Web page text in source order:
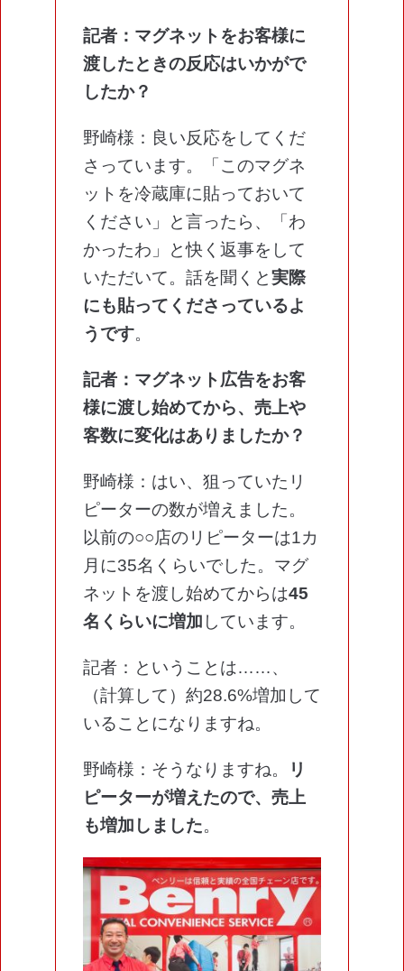
記者：マグネットをお客様に
渡したときの反応はいかがで
したか？
野崎様：良い反応をしてくだ
さっています。「このマグネ
ットを冷蔵庫に貼っておいて
ください」と言ったら、「わ
かったわ」と快く返事をして
いただいて。話を聞くと実際
にも貼ってくださっているよ
うです。
記者：マグネット広告をお客
様に渡し始めてから、売上や
客数に変化はありましたか？
野崎様：はい、狙っていたリ
ピーターの数が増えました。
以前の○○店のリピーターは1カ
月に35名くらいでした。マグ
ネットを渡し始めてからは45
名くらいに増加 しています。
記者：ということは……、
（計算して）約28.6%増加して
いることになりますね。
野崎様：そうなりますね。
リ
ピーターが増えたので、売上
も増加しました。